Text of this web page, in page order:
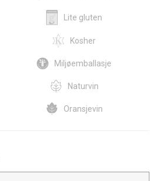
Lite gluten
Kosher
Miljøemballasje
Naturvin
Oransjevin